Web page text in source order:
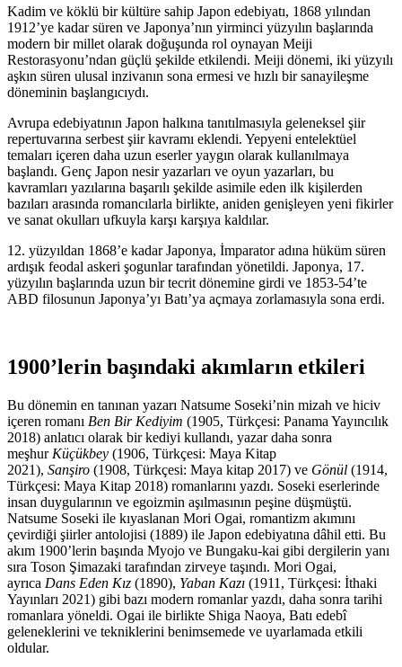
Kadim ve köklü bir kültüre sahip Japon edebiyatı, 1868 yılından
1912’ye kadar süren ve Japonya’nın yirminci yüzyılın başlarında
modern bir millet olarak doğuşunda rol oynayan Meiji
Restorasyonu’ndan güçlü şekilde etkilendi. Meiji dönemi, iki yüzyılı
aşkın süren ulusal inzivanın sona ermesi ve hızlı bir sanayileşme
döneminin başlangıcıydı.
Avrupa edebiyatının Japon halkına tanıtılmasıyla geleneksel şiir
repertuvarına serbest şiir kavramı eklendi. Yepyeni entelektüel
temaları içeren daha uzun eserler yaygın olarak kullanılmaya
başlandı. Genç Japon nesir yazarları ve oyun yazarları, bu
kavramları yazılarına başarılı şekilde asimile eden ilk kişilerden
bazıları arasında romancılarla birlikte, aniden genişleyen yeni fikirler
ve sanat okulları ufkuyla karşı karşıya kaldılar.
12. yüzyıldan 1868’e kadar Japonya, İmparator adına hüküm süren
ardışık feodal askeri şogunlar tarafından yönetildi. Japonya, 17.
yüzyılın başlarında uzun bir tecrit dönemine girdi ve 1853-54’te
ABD filosunun Japonya’yı Batı’ya açmaya zorlamasıyla sona erdi.
1900’lerin başındaki akımların etkileri
Bu dönemin en tanınan yazarı Natsume Soseki’nin mizah ve hiciv
içeren romanı Ben Bir Kediyim (1905, Türkçesi: Panama Yayıncılık
2018) anlatıcı olarak bir kediyi kullandı, yazar daha sonra
meşhur Küçükbey (1906, Türkçesi: Maya Kitap
2021), Sanşiro (1908, Türkçesi: Maya kitap 2017) ve Gönül (1914,
Türkçesi: Maya Kitap 2018) romanlarını yazdı. Soseki eserlerinde
insan duygularının ve egoizmin aşılmasının peşine düşmüştü.
Natsume Soseki ile kıyaslanan Mori Ogai, romantizm akımını
çevirdiği şiirler antolojisi (1889) ile Japon edebiyatına dâhil etti. Bu
akım 1900’lerin başında Myojo ve Bungaku-kai gibi dergilerin yanı
sıra Toson Şimazaki tarafından zirveye taşındı. Mori Ogai,
ayrıca Dans Eden Kız (1890), Yaban Kazı (1911, Türkçesi: İthaki
Yayınları 2021) gibi bazı modern romanlar yazdı, daha sonra tarihi
romanlara yöneldi. Ogai ile birlikte Shiga Naoya, Batı edebî
geleneklerini ve tekniklerini benimsemede ve uyarlamada etkili
oldular.